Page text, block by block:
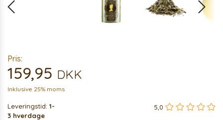
Pris:
159,95 DKK
Inklusive 25% moms
Leveringstid: 1-
3 hverdage
5,0